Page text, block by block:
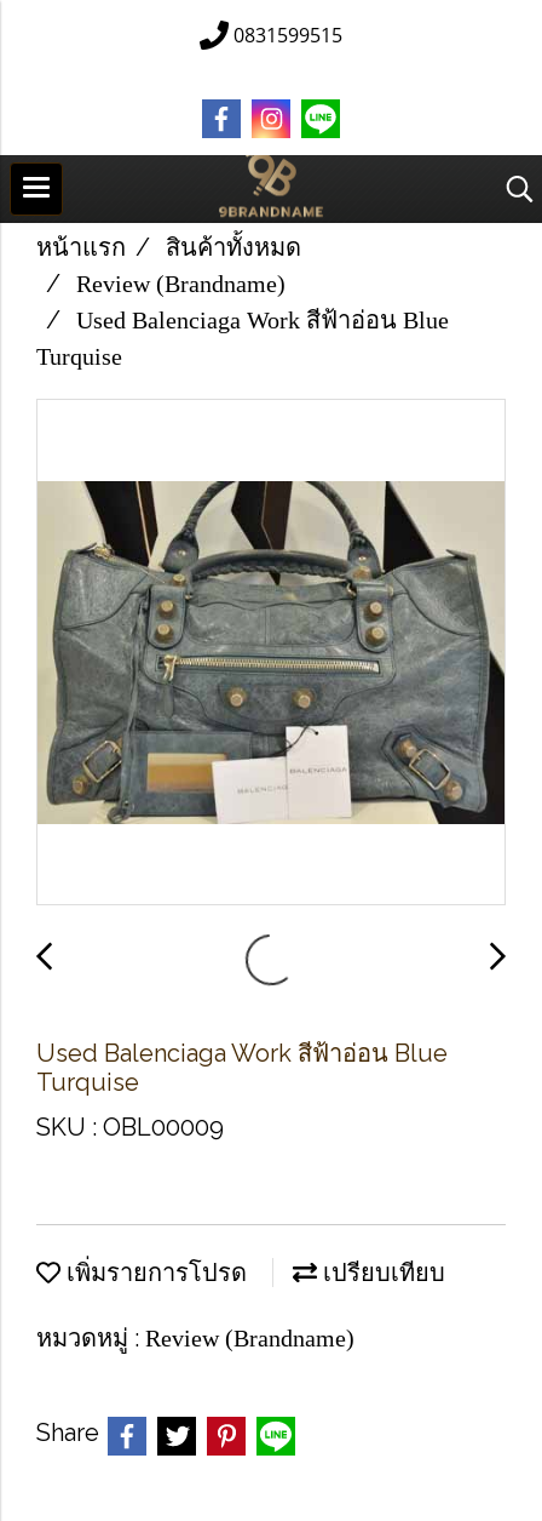
0831599515
หน้าแรก
สินค้าทั้งหมด
Review (Brandname)
Used Balenciaga Work สีฟ้าอ่อน Blue
Turquise
Used Balenciaga Work สีฟ้าอ่อน Blue
Turquise
SKU : OBL00009
เพิ่มรายการโปรด เปรียบเทียบ
หมวดหมู่ : Review (Brandname)
Share